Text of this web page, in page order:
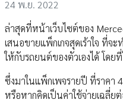
24 พ.ย. 2022
ล่าสุดที่หน้าเว็บไซต์ของ
เสนอขายแพ็กเกจสุดเร้าใจ ที่จ
ให้กับรถยนต์ของตัวเองได้ โด
ซึ่งมาในแพ็กเพจรายปี ที่ราคา
หรือหากคิดเป็นค่าใช้จ่ายเฉลี่ย